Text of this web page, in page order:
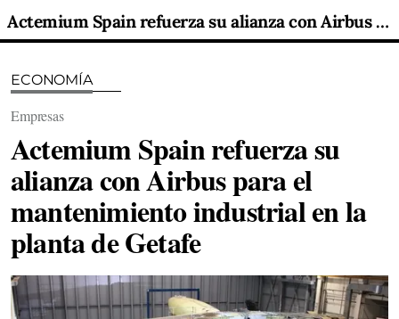
Actemium Spain refuerza su alianza con Airbus para el mantenimiento industrial en la planta de Getafe
ECONOMÍA
Empresas
Actemium Spain refuerza su
alianza con Airbus para el
mantenimiento industrial en la
planta de Getafe